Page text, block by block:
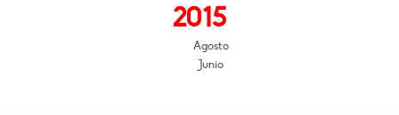
2015
Agosto
Junio